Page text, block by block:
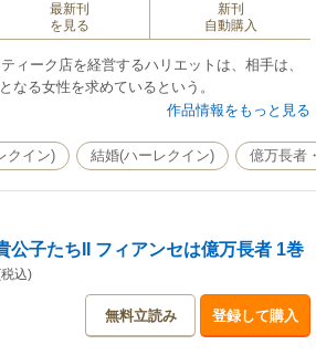
最新刊
を見る
新刊
自動購入
ィーク店を経営するハリエットは、相手は、
なる女性を求めているという。
作品情報をもっと見る
クイン) 結婚(ハーレクイン) 億万長者
公子たちII フィアンセは億万長者 1巻
込)
無料立読み 登録して購入